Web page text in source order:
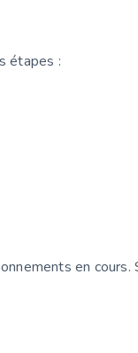
étapes :
en